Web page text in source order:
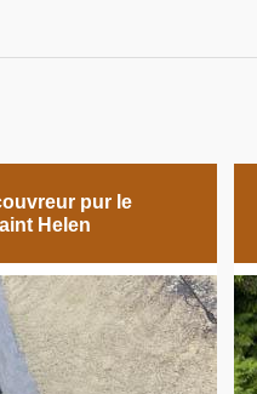
pur le
Helen